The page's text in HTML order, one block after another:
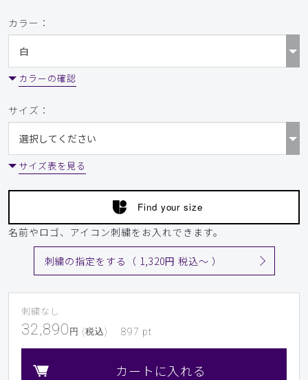
カラー：
カラーの確認
サイズ：
サイズ表を見る
Find your size
名前やロゴ、アイコン刺繍をお入れできます。
刺繍の指定をする（ 1,320円 税込〜 ）
刺繍なし
32,890 円 (税込) 897 pt
カートに入れる